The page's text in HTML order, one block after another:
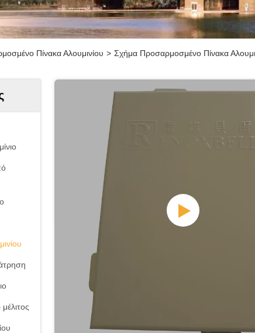
Πίνακα Αλουμινίου > Σχήμα Προσαρμοσμένο Πίνακα